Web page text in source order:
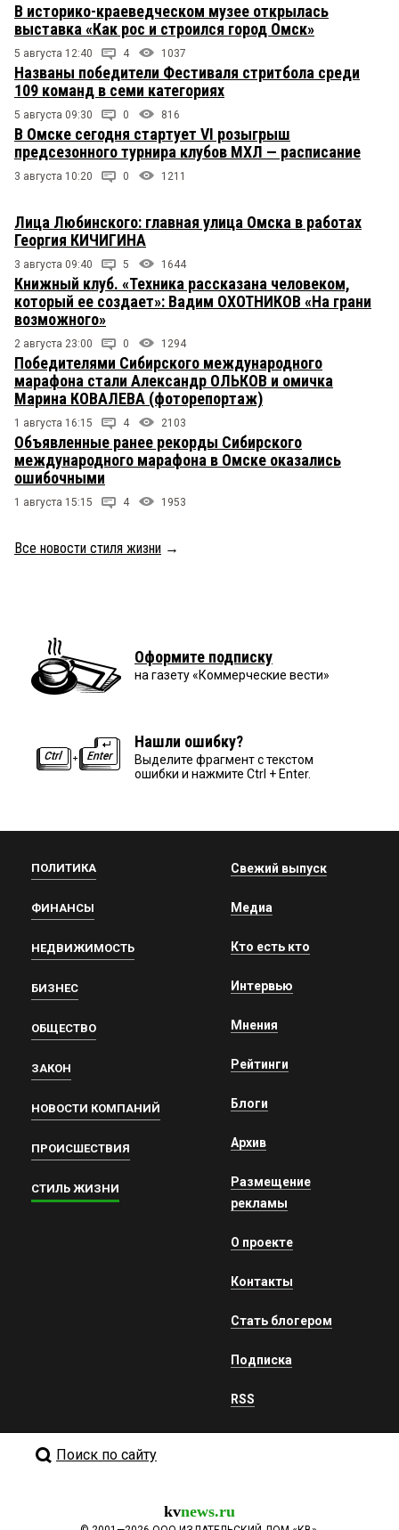
В историко-краеведческом музее открылась
выставка «Как рос и строился город Омск»
5 августа 12:40 4 1037
Названы победители Фестиваля стритбола среди
109 команд в семи категориях
5 августа 09:30 0 816
В Омске сегодня стартует VI розыгрыш
предсезонного турнира клубов МХЛ — расписание
3 августа 10:20 0 1211
Лица Любинского: главная улица Омска в работах
Георгия КИЧИГИНА
3 августа 09:40 5 1644
Книжный клуб. «Техника рассказана человеком,
который ее создает»: Вадим ОХОТНИКОВ «На грани
возможного»
2 августа 23:00 0 1294
Победителями Сибирского международного
марафона стали Александр ОЛЬКОВ и омичка
Марина КОВАЛЕВА (фоторепортаж)
1 августа 16:15 4 2103
Объявленные ранее рекорды Сибирского
международного марафона в Омске оказались
ошибочными
1 августа 15:15 4 1953
Все новости стиля жизни →
Оформите подписку
на газету «Коммерческие вести»
Нашли ошибку?
Выделите фрагмент с текстом
ошибки и нажмите Ctrl + Enter.
ПОЛИТИКА
ФИНАНСЫ
НЕДВИЖИМОСТЬ
БИЗНЕС
ОБЩЕСТВО
ЗАКОН
НОВОСТИ КОМПАНИЙ
ПРОИСШЕСТВИЯ
СТИЛЬ ЖИЗНИ
Свежий выпуск
Медиа
Кто есть кто
Интервью
Мнения
Рейтинги
Блоги
Архив
Размещение
рекламы
О проекте
Контакты
Стать блогером
Подписка
RSS
Поиск по сайту
kvnews.ru